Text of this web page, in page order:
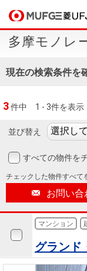
買いたい
中
マ
シ
ンを
探
売りたい
無
料
査
定
店舗案内
店舗のご
案内（首
都圏）
会社情報
ごあいさ
つ
ョン
採用情報
新卒採用
情報
買いたい
売りたい
会社情報
採用情報
法人のお客さま
提携企業にお勤
多摩モノレ
現在の検索条件を
3件中 1 - 3件を表示
並び替え
すべての物件を
チェックした物件すべて
お問い合
マンション
グランド